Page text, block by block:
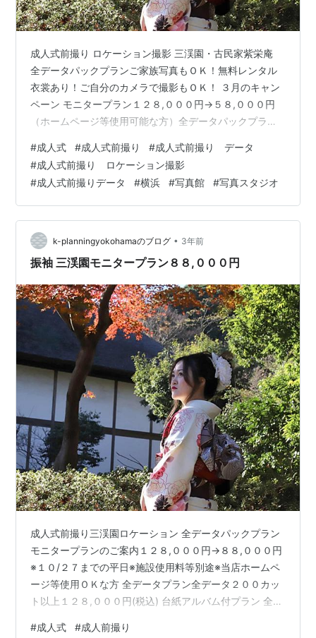
成人式前撮り ロケーション撮影 三渓園・古民家紫栄庵
全データパックプランご家族写真もＯＫ！無料レンタル
衣裳あり！ご自分のカメラで撮影もＯＫ！ ３月のキャン
ペーン モニタープラン１２８,０００円→５８,０００円
（ホームページ等使用可能な方）全データパックプラン
室と庭園があり、雨の日でも安心・施設貸切りでゆった
りと撮影が楽しめます・お仕度の部屋があり着付けの部
屋の手配も不要・二人以上でお申し込みで施設使用料が
オトク！ 二人一緒のお申し込みで施設利用料が半額で
OK！・経験豊富なプロカメラマンと着付け師で撮影しま
す【パック内容】・出張料・撮影料・…
#成人式 #成人式前撮り #成人式前撮り データ
#成人式前撮り ロケーション撮影
#成人式前撮りデータ #横浜 #写真館 #写真スタジオ
k-planningyokohamaのブログ • 3年前
振袖 三渓園モニタープラン８８,０００円
成人式前撮り三渓園ロケーション 全データパックプラン
モニタープランのご案内１２８,０００円→８８,０００円
※１０/２７までの平日※施設使用料等別途※当店ホームペ
ージ等使用ＯＫな方 全データプラン全データ２００カッ
ト以上１２８,０００円(税込) 台紙アルバム付プラン 全デ
ルバム１４８,０００円(税込) 最上級クリスタルアルバム
#成人式 #成人前撮り